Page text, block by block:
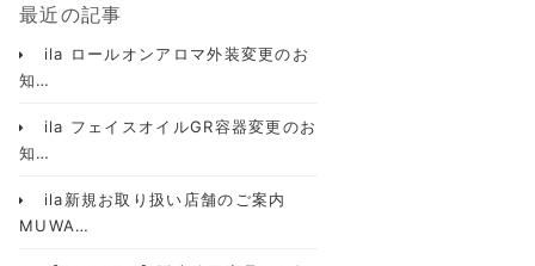
最近の記事
ila ロールオンアロマ外装変更のお
知…
ila フェイスオイルGR容器変更のお
知…
ila新規お取り扱い店舗のご案内
MUWA…